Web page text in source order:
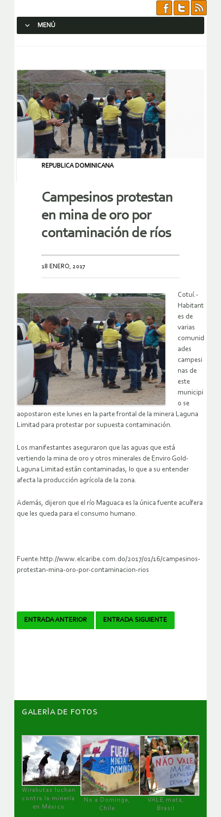
MENÚ
REPUBLICA DOMINICANA
Campesinos protestan
en mina de oro por
contaminación de ríos
18 ENERO, 2017
Cotuí.-
Habitant
es de
varias
comunid
ades
campesi
nas de
este
municipi
o se
aopostaron este lunes en la parte frontal de la minera Laguna
Limitad para protestar por supuesta contaminación.
Los manifestantes aseguraron que las aguas que está
vertiendo la mina de oro y otros minerales de Enviro Gold-
Laguna Limitad están contaminadas, lo que a su entender
afecta la producción agrícola de la zona.
Además, dijeron que el río Maguaca es la única fuente acuífera
que les queda para el consumo humano.
Fuente:http://www.elcaribe.com.do/2017/01/16/campesinos-
protestan-mina-oro-por-contaminacion-rios
Navegador
ENTRADA ANTERIOR ENTRADA SIGUIENTE
GALERÌA DE FOTOS
Wirakutas luchan
contra la minería
en México
No a Dominga,
Chile
VALE mata,
Brasil